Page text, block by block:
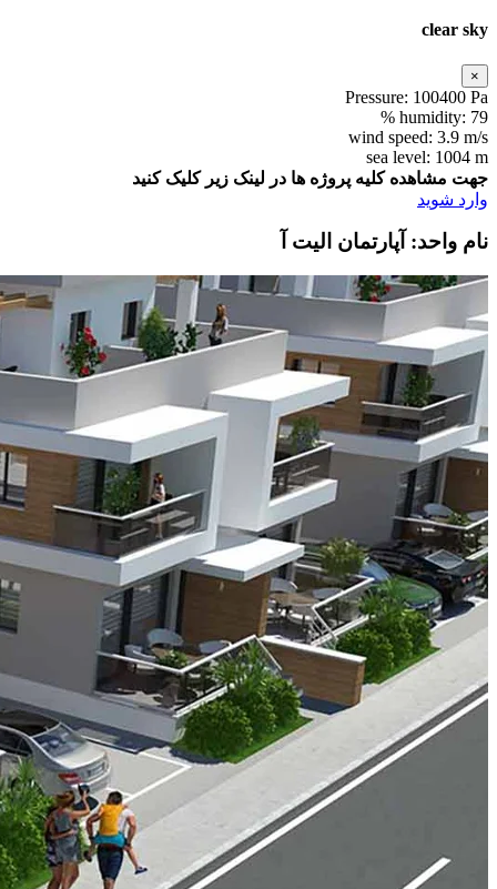
clear sky
×
Pressure: 100400 Pa
humidity: 79 %
wind speed: 3.9 m/s
sea level: 1004 m
جهت مشاهده کلیه پروژه ها در لینک زیر کلیک کنید
وارد شوید
نام واحد: آپارتمان الیت آ